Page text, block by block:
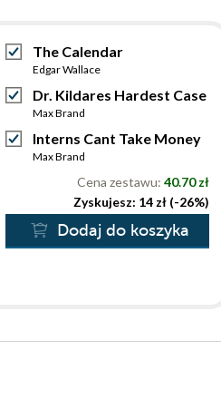
The Calendar
Edgar Wallace
Dr. Kildares Hardest Case
Max Brand
Interns Cant Take Money
Max Brand
Cena zestawu: 40.70 zł
Zyskujesz: 14 zł (-26%)
Dodaj do koszyka